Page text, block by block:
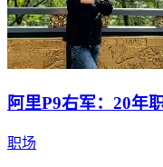
阿里P9右军：20年
职场